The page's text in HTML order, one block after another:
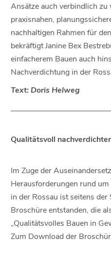
Ansätze auch verbindlich zu
praxisnahen,
nachhaltigen Rahmen für
bekräftigt Janine Bex
einfacherem Bauen auch
Nachverdichtung in der
Text: Doris Helweg
Qualitätsvoll
Im Zuge der
Herausforderungen rund
in der Rossau ist seitens
Broschüre entstanden, die
„Qualitätsvolles Bauen in
Zum Download der